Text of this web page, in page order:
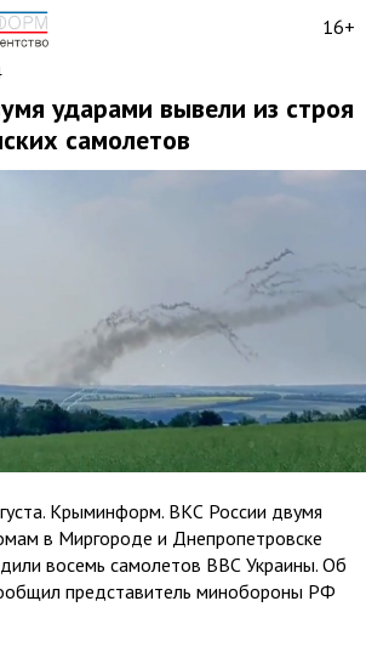
16+
ударами вывели из строя
самолетов
Крыминформ. ВКС России двумя
в Миргороде и Днепропетровске
восемь самолетов ВВС Украины. Об
представитель минобороны РФ